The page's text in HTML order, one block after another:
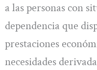
a las personas con
dependencia que
prestaciones
necesidades